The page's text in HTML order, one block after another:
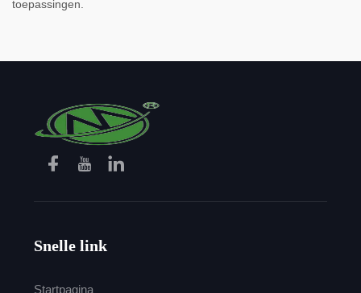
toepassingen.
Snelle link
Startpagina